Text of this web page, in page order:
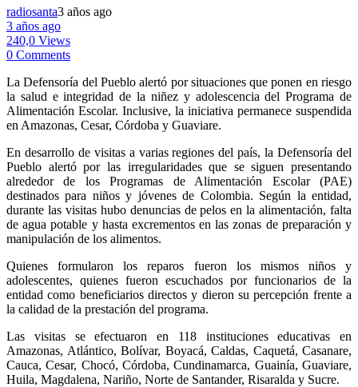
radiosanta3 años ago
3 años ago
240,0 Views
0 Comments
La Defensoría del Pueblo alertó por situaciones que ponen en riesgo
la salud e integridad de la niñez y adolescencia del Programa de
Alimentación Escolar. Inclusive, la iniciativa permanece suspendida
en Amazonas, Cesar, Córdoba y Guaviare.
En desarrollo de visitas a varias regiones del país, la Defensoría del
Pueblo alertó por las irregularidades que se siguen presentando
alrededor de los Programas de Alimentación Escolar (PAE)
destinados para niños y jóvenes de Colombia. Según la entidad,
durante las visitas hubo denuncias de pelos en la alimentación, falta
de agua potable y hasta excrementos en las zonas de preparación y
manipulación de los alimentos.
Quienes formularon los reparos fueron los mismos niños y
adolescentes, quienes fueron escuchados por funcionarios de la
entidad como beneficiarios directos y dieron su percepción frente a
la calidad de la prestación del programa.
Las visitas se efectuaron en 118 instituciones educativas en
Amazonas, Atlántico, Bolívar, Boyacá, Caldas, Caquetá, Casanare,
Cauca, Cesar, Chocó, Córdoba, Cundinamarca, Guainía, Guaviare,
Huila, Magdalena, Nariño, Norte de Santander, Risaralda y Sucre.